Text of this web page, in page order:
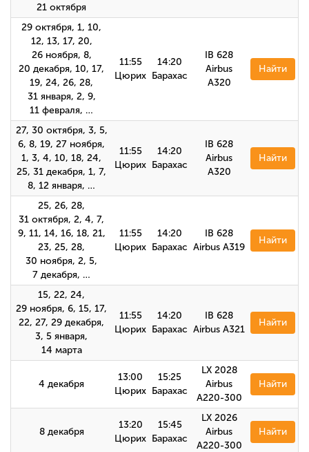
21 октября
29 октября, 1, 10,
12, 13, 17, 20,
26 ноября, 8,
20 декабря, 10, 17,
19, 24, 26, 28,
31 января, 2, 9,
11 февраля, …
11:55
Цюрих
14:20
Барахас
IB 628
Airbus
А320
Найти
27, 30 октября, 3, 5,
6, 8, 19, 27 ноября,
1, 3, 4, 10, 18, 24,
25, 31 декабря, 1, 7,
8, 12 января, …
11:55
Цюрих
14:20
Барахас
IB 628
Airbus
A320
Найти
25, 26, 28,
31 октября, 2, 4, 7,
9, 11, 14, 16, 18, 21,
23, 25, 28,
30 ноября, 2, 5,
7 декабря, …
11:55
Цюрих
14:20
Барахас
IB 628
Airbus A319
Найти
15, 22, 24,
29 ноября, 6, 15, 17,
22, 27, 29 декабря,
3, 5 января,
14 марта
11:55
Цюрих
14:20
Барахас
IB 628
Airbus А321
Найти
4 декабря
13:00
Цюрих
15:25
Барахас
LX 2028
Airbus
A220-300
Найти
8 декабря
13:20
Цюрих
15:45
Барахас
LX 2026
Airbus
A220-300
Найти